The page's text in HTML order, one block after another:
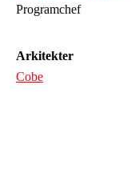
Programchef
Arkitekter
Cobe